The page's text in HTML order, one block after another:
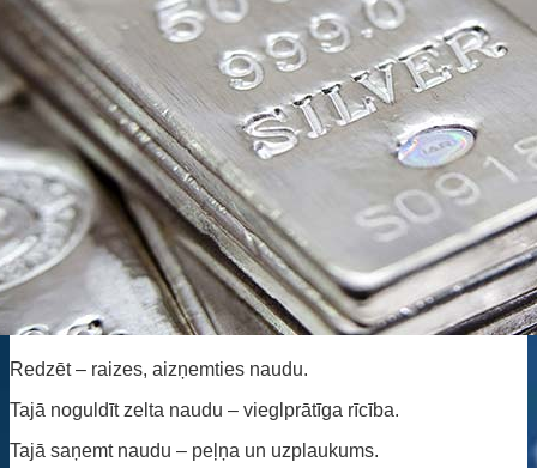
Redzēt – raizes, aizņemties naudu.
Tajā noguldīt zelta naudu – vieglprātīga rīcība.
Tajā saņemt naudu – peļņa un uzplaukums.